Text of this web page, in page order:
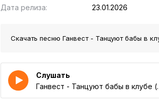
Дата релиза:
23.01.2026
Скачать песню Ганвест - Танцуют бабы в
Слушать
Ганвест -